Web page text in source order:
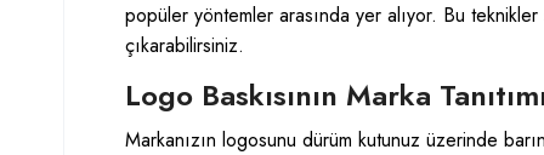
popüler yöntemler arasında yer alıyor. Bu
çıkarabilirsiniz.
Logo Baskısının Marka
Markanızın logosunu dürüm kutunuz üzerinde